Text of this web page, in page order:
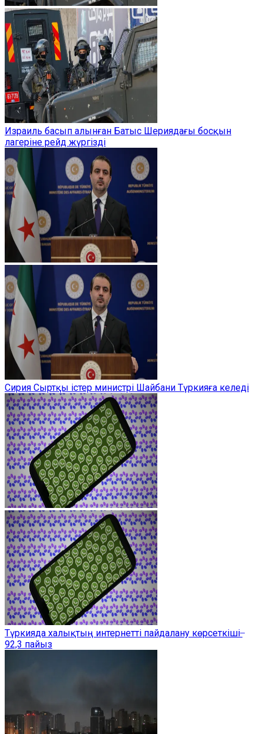
Израиль басып алынған Батыс Шериядағы босқын
лагеріне рейд жүргізді
Сирия Сыртқы істер министрі Шайбани Түркияға келеді
Түркияда халықтың интернетті пайдалану көрсеткіші ̶
92,3 пайыз